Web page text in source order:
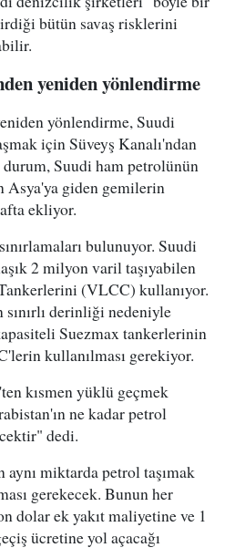
bütün savaş risklerini
yeniden yönlendirme
yönlendirme, Suudi
için Süveyş Kanalı'ndan
Suudi ham petrolünün
Asya'ya giden gemilerin
ekliyor.
bulunuyor. Suudi
2 milyon varil taşıyabilen
(VLCC) kullanıyor.
sınırlı derinliği nedeniyle
Suezmax tankerlerinin
kullanılması gerekiyor.
kısmen yüklü geçmek
ne kadar petrol
dedi.
miktarda petrol taşımak
gerekecek. Bunun her
dolar ek yakıt maliyetine ve 1
ücretine yol açacağı